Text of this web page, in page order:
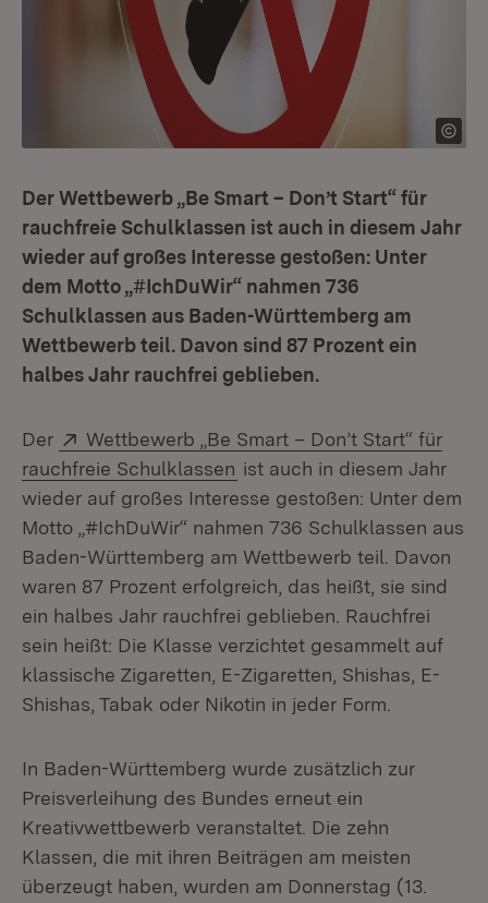
Der Wettbewerb „Be Smart – Don’t Start“ für
rauchfreie Schulklassen ist auch in diesem Jahr
wieder auf großes Interesse gestoßen: Unter
dem Motto „#IchDuWir“ nahmen 736
Schulklassen aus Baden-Württemberg am
Wettbewerb teil. Davon sind 87 Prozent ein
halbes Jahr rauchfrei geblieben.
Der Extern:
Wettbewerb „Be Smart – Don’t Start“ für
rauchfreie Schulklassen (Öffnet in neuem Fenster)
ist auch in diesem Jahr
wieder auf großes Interesse gestoßen: Unter dem
Motto „#IchDuWir“ nahmen 736 Schulklassen aus
Baden-Württemberg am Wettbewerb teil. Davon
waren 87 Prozent erfolgreich, das heißt, sie sind
ein halbes Jahr rauchfrei geblieben. Rauchfrei
sein heißt: Die Klasse verzichtet gesammelt auf
klassische Zigaretten, E-Zigaretten, Shishas, E-
Shishas, Tabak oder Nikotin in jeder Form.
In Baden-Württemberg wurde zusätzlich zur
Preisverleihung des Bundes erneut ein
Kreativwettbewerb veranstaltet. Die zehn
Klassen, die mit ihren Beiträgen am meisten
überzeugt haben, wurden am Donnerstag (13.